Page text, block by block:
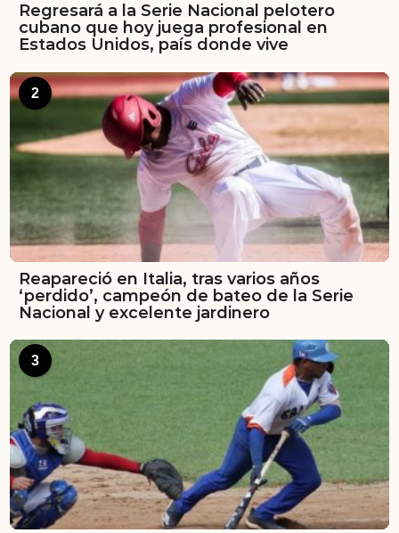
Regresará a la Serie Nacional pelotero
cubano que hoy juega profesional en
Estados Unidos, país donde vive
2
Reapareció en Italia, tras varios años
‘perdido’, campeón de bateo de la Serie
Nacional y excelente jardinero
3